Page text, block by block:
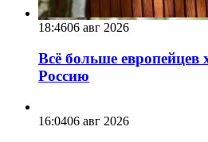
18:4606 авг 2026
Всё больше европейцев
Россию
16:0406 авг 2026